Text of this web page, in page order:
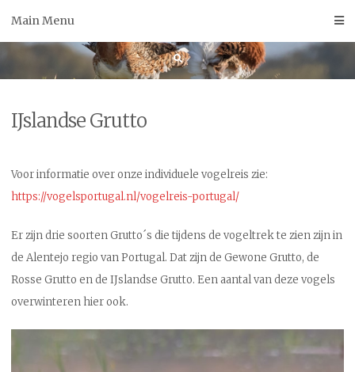
Main Menu
IJslandse Grutto
Voor informatie over onze individuele vogelreis zie:
https://vogelsportugal.nl/vogelreis-portugal/
Er zijn drie soorten Grutto´s die tijdens de vogeltrek te zien zijn in
de Alentejo regio van Portugal. Dat zijn de Gewone Grutto, de
Rosse Grutto en de IJslandse Grutto. Een aantal van deze vogels
overwinteren hier ook.